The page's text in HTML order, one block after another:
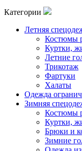
Категории
Летняя
Костюмы
Куртки,
Летние
Трикотаж
Фартуки
Халаты
Одежда
Зимняя
Костюмы
Куртки,
Брюки и
Зимние